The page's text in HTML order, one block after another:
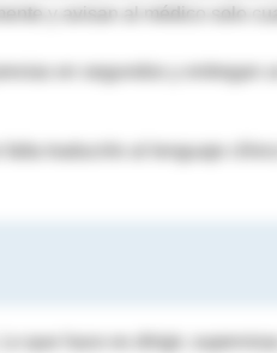
y avisan al médico solo
en segundos y entregan
traducirlo al lenguaje
que hace es dirigir,